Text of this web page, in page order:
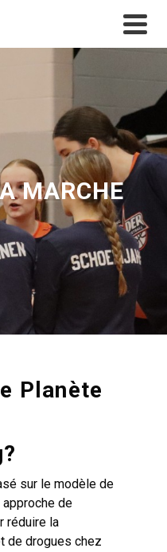
MARCHE
Planète
sur le modèle de
de
réduire la
de drogues chez